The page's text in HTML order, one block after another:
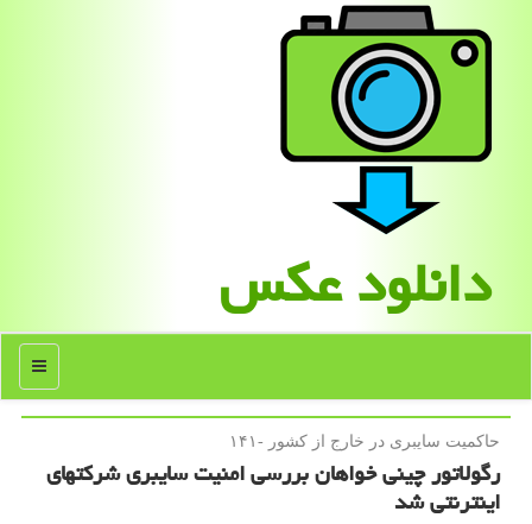
دانلود عكس
منو
حاكمیت سایبری در خارج از كشور -۱۴۱
رگولاتور چینی خواهان بررسی امنیت سایبری شرکتهای
اینترنتی شد